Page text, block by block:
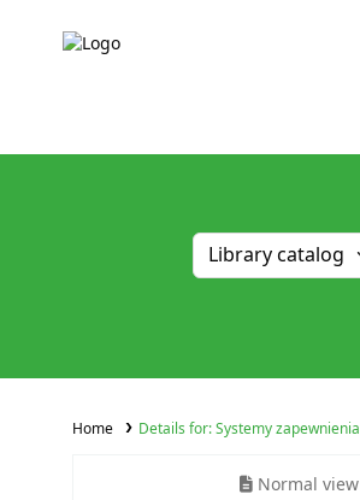
Home Details for:Systemy
Normal view